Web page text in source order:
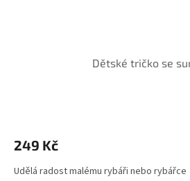
Dětské tričko se
je
z
249 Kč
Udělá radost malému rybáři nebo rybářce